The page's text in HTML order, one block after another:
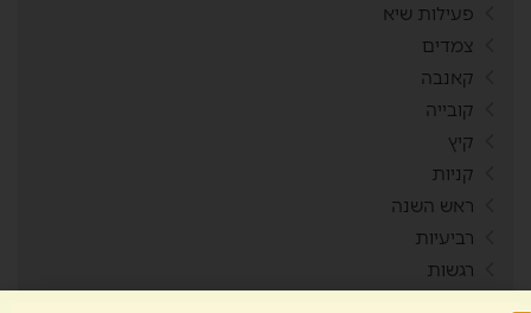
פעילות שיא
צמדים
קאנבה
קובייה
קיץ
קניות
ראש השנה
רביעיות
רגשות